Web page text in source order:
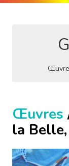
Œuvres
la